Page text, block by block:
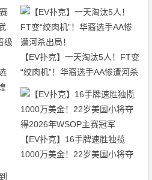
【EV扑克】一天淘汰5人！FT变
“绞肉机”！华裔选手AA惨遭河杀
出局！
【EV扑克】16手牌速胜独揽
1000万美金！22岁美国小将夺